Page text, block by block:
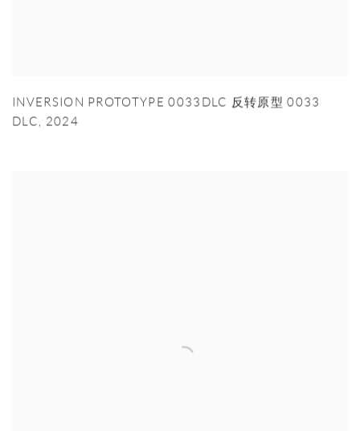
INVERSION PROTOTYPE 0033DLC 反转原型 0033
DLC, 2024